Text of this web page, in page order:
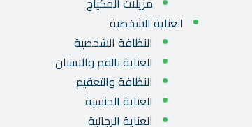
العناية الشخصية
النظافة الشخصية
العناية بالفم والاسنان
النظافة والتعقيم
العناية الجنسية
العناية الرجالية